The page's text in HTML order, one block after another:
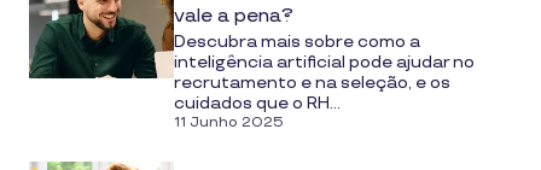
vale a pena?
Descubra mais sobre como a
inteligência artificial pode ajudar no
recrutamento e na seleção, e os
cuidados que o RH...
11 Junho 2025